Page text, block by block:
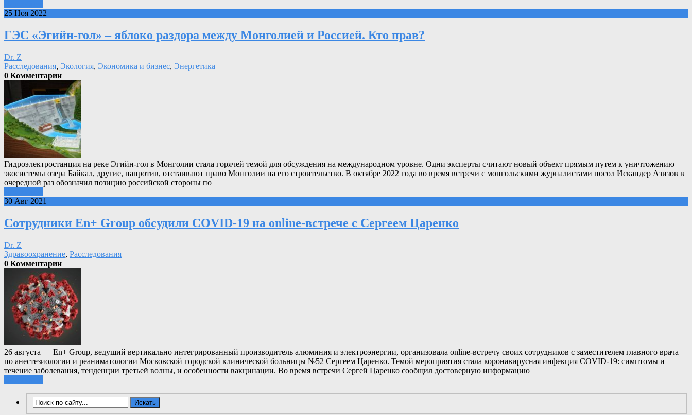
25 Ноя 2022
ГЭС «Эгийн-гол» – яблоко раздора между Монголией и Россией. Кто прав?
Dr. Z
Расследования, Экология, Экономика и бизнес, Энергетика
0 Комментарии
Гидроэлектростанция на реке Эгийн-гол в Монголии стала горячей темой для обсуждения на международном уровне. Одни эксперты считают новый объект прямым путем к уничтожению
экосистемы озера Байкал, другие, напротив, отстаивают право Монголии на его строительство. В октябре 2022 года во время встречи с монгольскими журналистами посол Искандер Азизов в
очередной раз обозначил позицию российской стороны по
30 Авг 2021
Сотрудники En+ Group обсудили COVID-19 на online-встрече с Сергеем Царенко
Dr. Z
Здравоохранение, Расследования
0 Комментарии
26 августа — En+ Group, ведущий вертикально интегрированный производитель алюминия и электроэнергии, организовала online-встречу своих сотрудников с заместителем главного врача
по анестезиологии и реаниматологии Московской городской клинической больницы №52 Сергеем Царенко. Темой мероприятия стала коронавирусная инфекция COVID-19: симптомы и
течение заболевания, тенденции третьей волны, и особенности вакцинации. Во время встречи Сергей Царенко сообщил достоверную информацию